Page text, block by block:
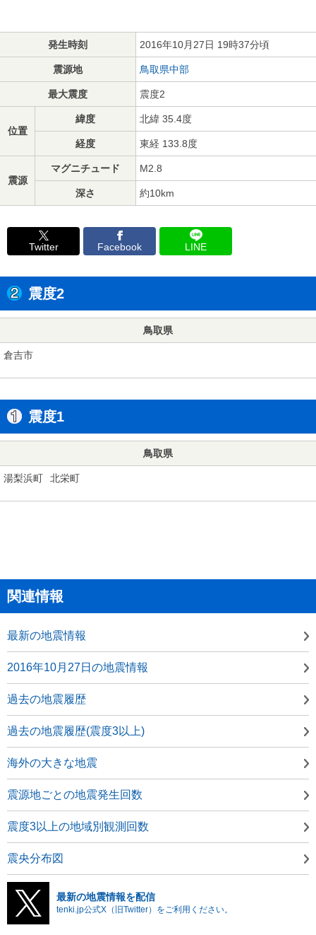
発生時刻 2016年10月27日 19時37分頃
震源地 鳥取県中部
最大震度 震度2
位置
緯度 北緯 35.4度
経度 東経 133.8度
震源
マグニチュード M2.8
深さ 約10km
Twitter Facebook LINE
震度2
鳥取県
倉吉市
震度1
鳥取県
湯梨浜町 北栄町
関連情報
最新の地震情報
2016年10月27日の地震情報
過去の地震履歴
過去の地震履歴(震度3以上)
海外の大きな地震
震源地ごとの地震発生回数
震度3以上の地域別観測回数
震央分布図
最新の地震情報を配信
tenki.jp公式X（旧Twitter）をご利用ください。